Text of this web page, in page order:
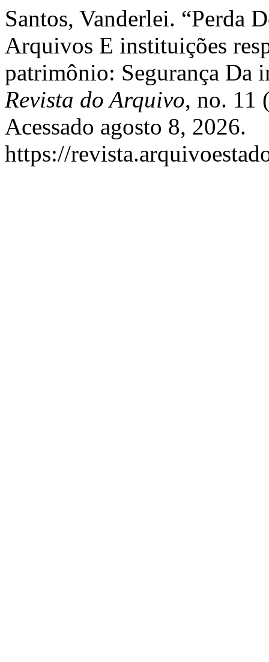
Santos, Vanderlei. “Perda
Arquivos E instituições
patrimônio: Segurança Da
Revista do Arquivo, no. 11
Acessado agosto 8, 2026.
https://